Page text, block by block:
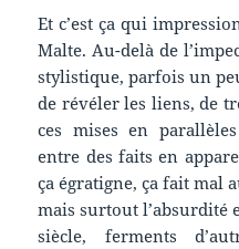
Et c’est ça qui
Malte. Au-delà de
stylistique, parfois un
de révéler les liens, de
ces mises en
entre des faits en
ça égratigne, ça fait mal
mais surtout l’absurdité
siècle, ferments